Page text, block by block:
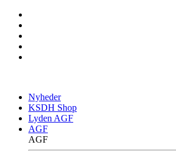
Nyheder
KSDH Shop
Lyden AGF
AGF
AGF